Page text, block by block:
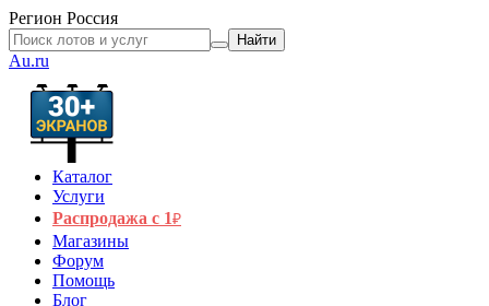
Регион Россия
Найти
Au.ru
Каталог
Услуги
Распродажа с 1₽
Магазины
Форум
Помощь
Блог